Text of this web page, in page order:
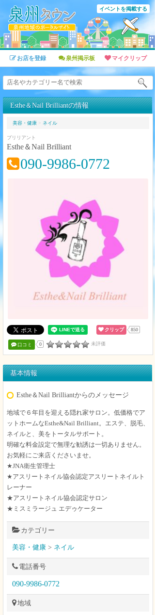
イベントを掲載する
お店を登録 泉州掲示板 マイクリップ
Esthe＆Nail Brilliantの情報
美容・健康> ネイル
ブリリアント
Esthe＆Nail Brilliant
090-9986-0772
クリップ 850
口コミ 0 未評価
基本情報
Esthe＆Nail Brilliantからのメッセージ
地域で６年目を迎える隠れ家サロン。低価格でア
ットホームなEsthe&Nail Brilliant。エステ、脱毛、
ネイルと、美をトータルサポート。
明確な料金設定で無理な勧誘は一切ありません。
お気軽にご来店くださいませ。
★JNA衛生管理士
★アスリートネイル協会認定アスリートネイルト
レーナー
★アスリートネイル協会認定サロン
★ミスミラージュ エデゥケーター
カテゴリー
美容・健康 > ネイル
電話番号
090-9986-0772
地域